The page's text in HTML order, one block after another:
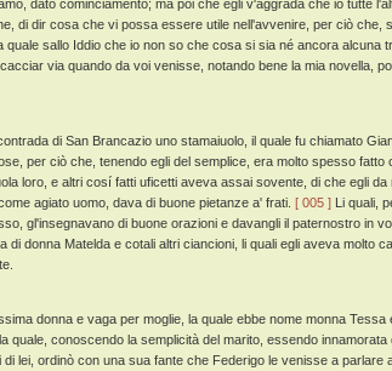
dato cominciamento; ma poi che egli v'aggrada che io tutte
di dir cosa che vi possa essere utile nell'avvenire, per ciò che,
quale sallo Iddio che io non so che cosa si sia né ancora alcuna
via quando da voi venisse, notando bene la mia novella,
di San Brancazio uno stamaiuolo, il quale fu chiamato
per ciò che, tenendo egli del semplice, era molto spesso fatto
loro, e altri cosí fatti uficetti aveva assai sovente, di che egli
agiato uomo, dava di buone pietanze a' frati. [ 005 ] Li quali,
gl'insegnavano di buone orazioni e davangli il paternostro in
di donna Matelda e cotali altri ciancioni, li quali egli aveva molto
donna e vaga per moglie, la quale ebbe nome monna Tessa
quale, conoscendo la semplicità del marito, essendo innamorata
lei, ordinò con una sua fante che Federigo le venisse a parlare